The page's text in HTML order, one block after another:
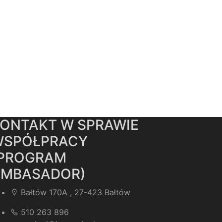
W SPRAWIE
Bałtów 170A , 27-423 Bałtów
510 263 896